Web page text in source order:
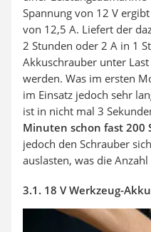
Spannung von 12 V
von 12,5 A. Liefert der
2 Stunden oder 2 A in 1
Akkuschrauber unter
werden. Was im ersten
im Einsatz jedoch sehr
ist in nicht mal 3
Minuten schon fast 200
jedoch den Schrauber
auslasten, was die
3.1. 18 V Werkzeug-